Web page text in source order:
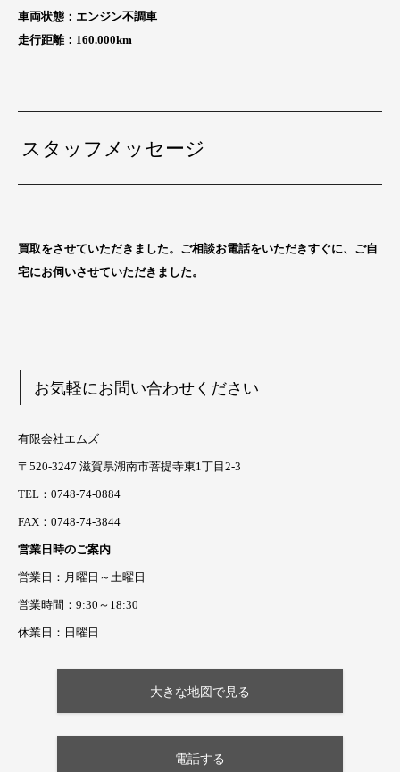
車両状態： エンジン不調車
走行距離：160.000km
スタッフメッセージ
買取をさせていただきました。ご相談お電話をいただきすぐに、ご自
宅にお伺いさせていただきました。
お気軽にお問い合わせください
有限会社エムズ
〒520-3247 滋賀県湖南市菩提寺東1丁目2-3
TEL：0748-74-0884
FAX：0748-74-3844
営業日時のご案内
営業日：月曜日～土曜日
営業時間：9:30～18:30
休業日：日曜日
大きな地図で見る
電話する